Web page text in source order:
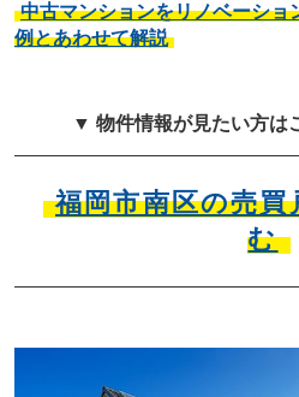
中古マンションをリノベーショ
例とあわせて解説
▼ 物件情報が見たい方は
福岡市南区の売
む